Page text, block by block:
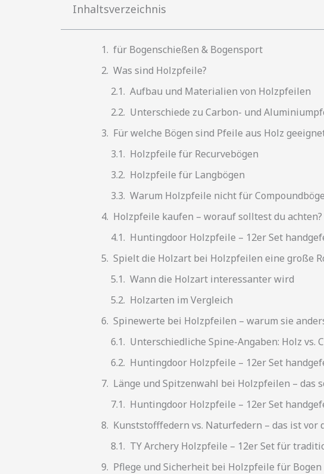
Inhaltsverzeichnis
für Bogenschießen & Bogensport
Was sind Holzpfeile?
Aufbau und Materialien von Holzpfeilen
Unterschiede zu Carbon- und
Für welche Bögen sind Pfeile aus Holz
Holzpfeile für Recurvebögen
Holzpfeile für Langbögen
Warum Holzpfeile nicht für
Holzpfeile kaufen – worauf solltest du achten?
Huntingdoor Holzpfeile – 12er Set
Spielt die Holzart bei Holzpfeilen eine große
Wann die Holzart interessanter wird
Holzarten im Vergleich
Spinewerte bei Holzpfeilen – warum sie
Unterschiedliche Spine-Angaben: Holz vs.
Huntingdoor Holzpfeile – 12er Set
Länge und Spitzenwahl bei Holzpfeilen – das
Huntingdoor Holzpfeile – 12er Set
Kunststofffedern vs. Naturfedern – das ist vor
TY Archery Holzpfeile – 12er Set für
Pflege und Sicherheit bei Holzpfeile für Bogen